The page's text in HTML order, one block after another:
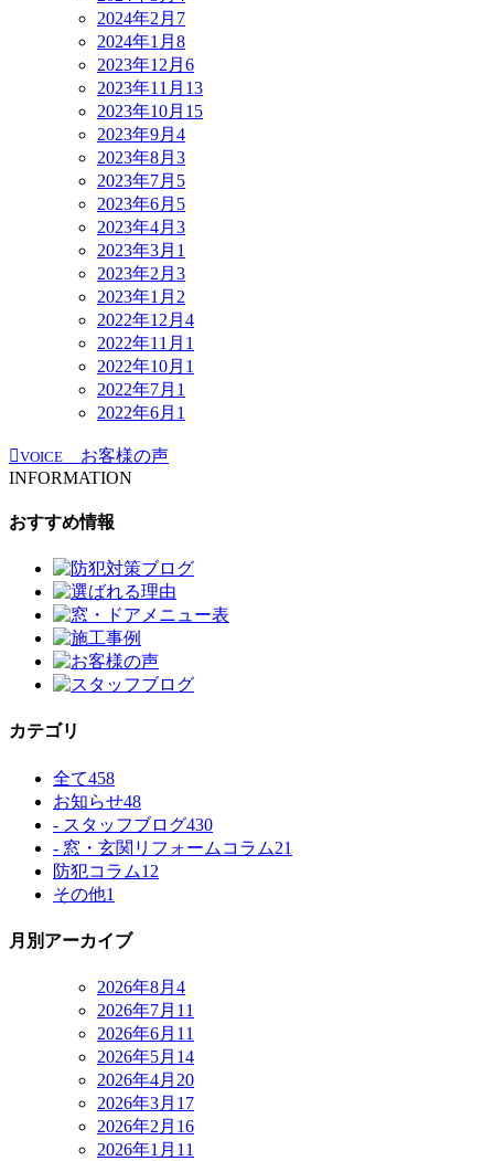
2024年2月 7
2024年1月 8
2023年12月 6
2023年11月 13
2023年10月 15
2023年9月 4
2023年8月 3
2023年7月 5
2023年6月 5
2023年4月 3
2023年3月 1
2023年2月 3
2023年1月 2
2022年12月 4
2022年11月 1
2022年10月 1
2022年7月 1
2022年6月 1
VOICE
お客様の声
INFORMATION
おすすめ情報
カテゴリ
全て458
お知らせ48
- スタッフブログ430
- 窓・玄関リフォームコラム21
防犯コラム12
その他1
月別アーカイブ
2026年8月 4
2026年7月 11
2026年6月 11
2026年5月 14
2026年4月 20
2026年3月 17
2026年2月 16
2026年1月 11